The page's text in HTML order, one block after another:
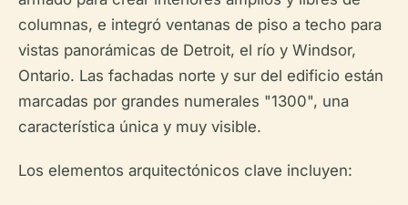
columnas, e integró ventanas de piso a techo para
vistas panorámicas de Detroit, el río y Windsor,
Ontario. Las fachadas norte y sur del edificio están
marcadas por grandes numerales "1300", una
característica única y muy visible.
Los elementos arquitectónicos clave incluyen: